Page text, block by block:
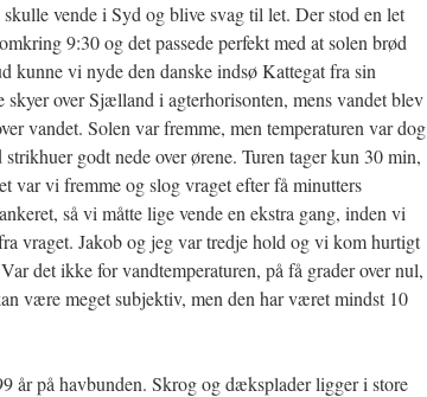
vende i Syd og blive svag til let. Der stod en let
9:30 og det passede perfekt med at solen brød
kunne vi nyde den danske indsø Kattegat fra sin
over Sjælland i agterhorisonten, mens vandet blev
vandet. Solen var fremme, men temperaturen var dog
godt nede over ørene. Turen tager kun 30 min,
var vi fremme og slog vraget efter få minutters
så vi måtte lige vende en ekstra gang, inden vi
vraget. Jakob og jeg var tredje hold og vi kom hurtigt
det ikke for vandtemperaturen, på få grader over nul,
være meget subjektiv, men den har været mindst 10
år på havbunden. Skrog og dæksplader ligger i store